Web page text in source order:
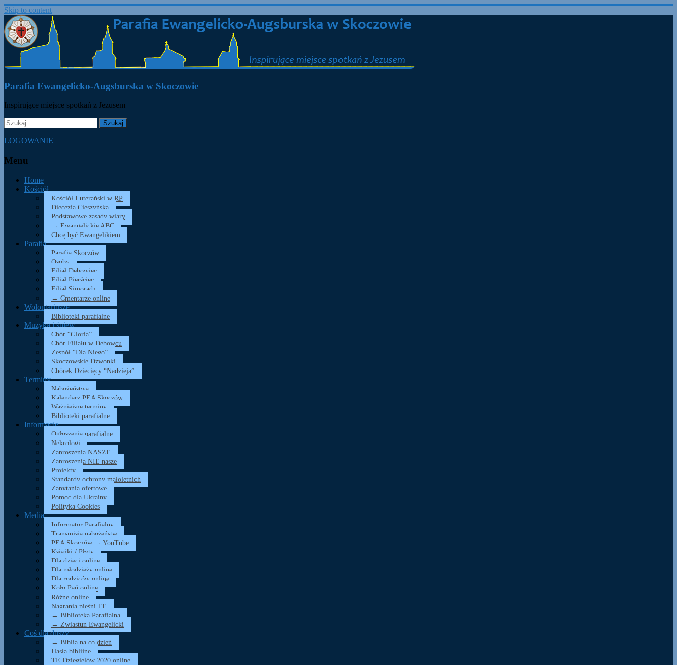
Skip to content
Parafia Ewangelicko-Augsburska w Skoczowie
Inspirujące miejsce spotkań z Jezusem
LOGOWANIE
Menu
Home
Kościół
Kościół Luterański w RP
Diecezja Cieszyńska
Podstawowe zasady wiary
→ Ewangelickie ABC
Chcę być Ewangelikiem
Parafia
Parafia Skoczów
Osoby
Filiał Dębowiec
Filiał Pierściec
Filiał Simoradz
→ Cmentarze online
Wolontariusze
Biblioteki parafialne
Muzyka i śpiew
Chór “Gloria”
Chór Filiału w Dębowcu
Zespół “Dla Niego”
Skoczowskie Dzwonki
Chórek Dziecięcy “Nadzieja”
Terminy
Nabożeństwa
Kalendarz PEA Skoczów
Ważniejsze terminy
Biblioteki parafialne
Informacje
Ogłoszenia parafialne
Nekrologi
Zaproszenia NASZE
Zaproszenia NIE nasze
Projekty
Standardy ochrony małoletnich
Zapytania ofertowe
Pomoc dla Ukrainy
Polityka Cookies
Media
Informator Parafialny
Transmisja nabożeństw
PEA Skoczów → YouTube
Książki / Płyty
Dla dzieci online
Dla młodzieży online
Dla rodziców online
Koło Pań online
Różne online
Nagrania pieśni TE
→ Biblioteka Parafialna
→ Zwiastun Ewangelicki
Coś dla duszy…
→ Biblia na co dzień
Hasła biblijne
TE Dzięgielów 2020 online